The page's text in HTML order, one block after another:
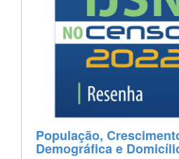
População,
Demográfica e